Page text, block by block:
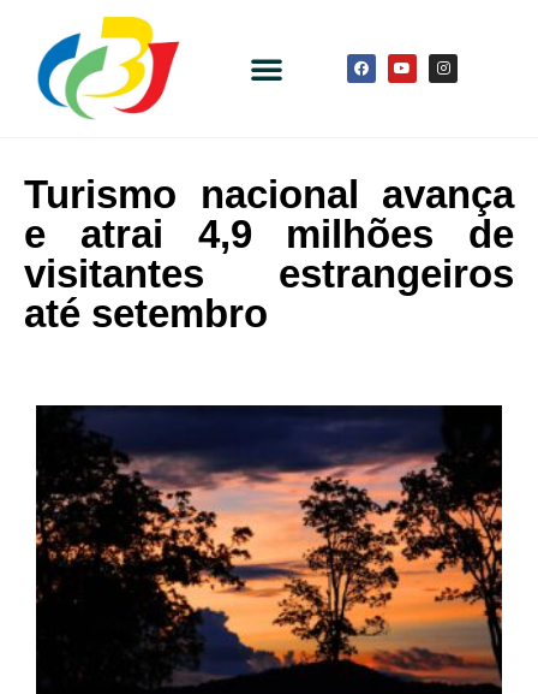
Turismo nacional avança
e atrai 4,9 milhões de
visitantes estrangeiros
até setembro